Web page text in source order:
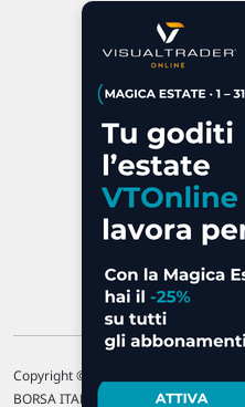
Via
P.IVA 02
Commenti e
Copyright © 1996-2026 Traderlink
BORSA ITALIANA Quotazioni di